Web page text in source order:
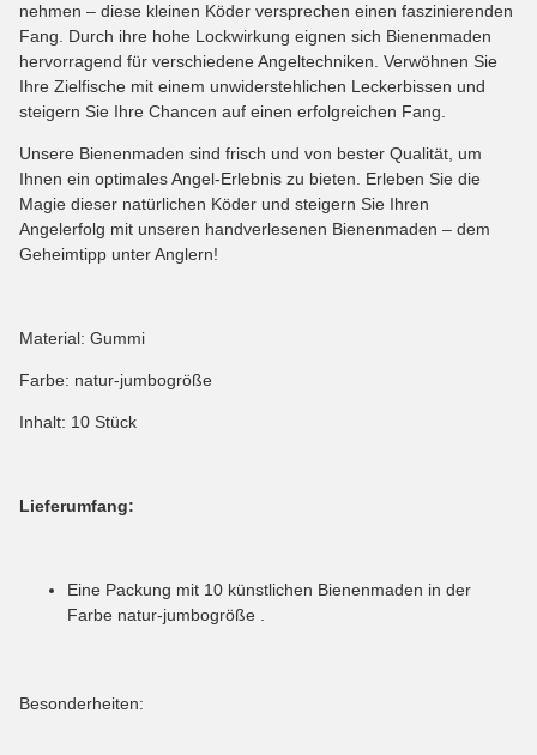
nehmen – diese kleinen Köder versprechen einen faszinierenden
Fang. Durch ihre hohe Lockwirkung eignen sich Bienenmaden
hervorragend für verschiedene Angeltechniken. Verwöhnen Sie
Ihre Zielfische mit einem unwiderstehlichen Leckerbissen und
steigern Sie Ihre Chancen auf einen erfolgreichen Fang.
Unsere Bienenmaden sind frisch und von bester Qualität, um
Ihnen ein optimales Angel-Erlebnis zu bieten. Erleben Sie die
Magie dieser natürlichen Köder und steigern Sie Ihren
Angelerfolg mit unseren handverlesenen Bienenmaden – dem
Geheimtipp unter Anglern!
Material: Gummi
Farbe: natur-jumbogröße
Inhalt: 10 Stück
Lieferumfang:
Eine Packung mit 10 künstlichen Bienenmaden in der
Farbe natur-jumbogröße .
Besonderheiten: